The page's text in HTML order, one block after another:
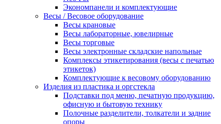
Экономпанели и комплектующие
Весы / Весовое оборудование
Весы крановые
Весы лабораторные, ювелирные
Весы торговые
Весы электронные складские напольные
Комплексы этикетирования (весы с печатью
этикеток)
Комплектующие к весовому оборудованию
Изделия из пластика и оргстекла
Подставки под меню, печатную продукцию,
офисную и бытовую технику
Полочные разделители, толкатели и задние
опоры